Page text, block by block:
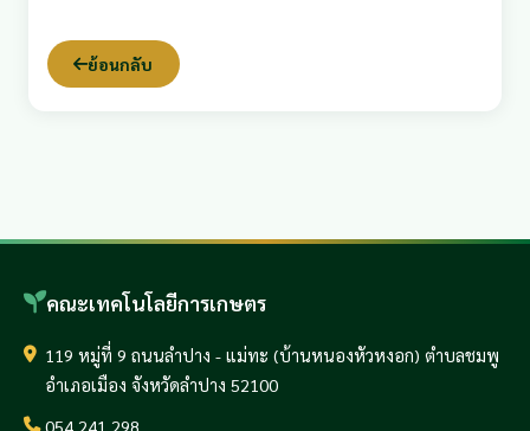
ย้อนกลับ
คณะเทคโนโลยีการเกษตร
119 หมู่ที่ 9 ถนนลำปาง - แม่ทะ (บ้านหนองหัวหงอก) ตำบลชมพู
อำเภอเมือง จังหวัดลำปาง 52100
054 241 298